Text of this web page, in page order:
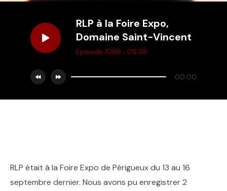
RLP à la Foire Expo,
Domaine Saint-Vincent
Episode 1066 . 06:39
00:00
RLP était à la Foire Expo de Périgueux du 13 au 16
septembre dernier. Nous avons pu enregistrer 2